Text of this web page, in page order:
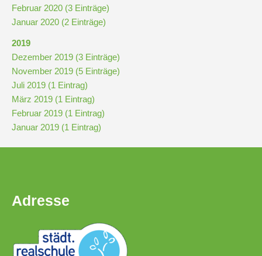
Februar 2020 (3 Einträge)
Januar 2020 (2 Einträge)
2019
Dezember 2019 (3 Einträge)
November 2019 (5 Einträge)
Juli 2019 (1 Eintrag)
März 2019 (1 Eintrag)
Februar 2019 (1 Eintrag)
Januar 2019 (1 Eintrag)
Adresse